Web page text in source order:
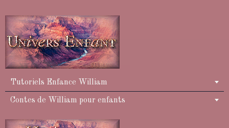
Tutoriels Enfance William
Contes de William pour enfants